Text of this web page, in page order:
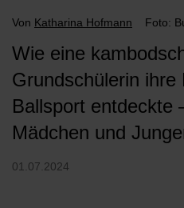
Von Katharina Hofmann Foto:
Wie eine
Grundschülerin ihre
Ballsport entdeckte
Mädchen und
01.07.2024